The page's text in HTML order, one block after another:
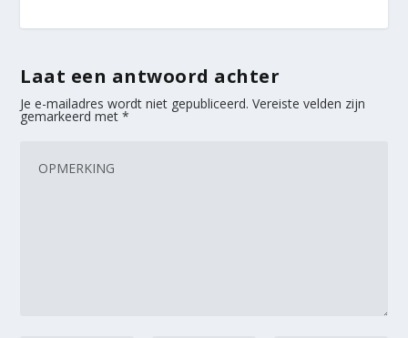
Laat een antwoord achter
Je e-mailadres wordt niet gepubliceerd. Vereiste velden zijn
gemarkeerd met*